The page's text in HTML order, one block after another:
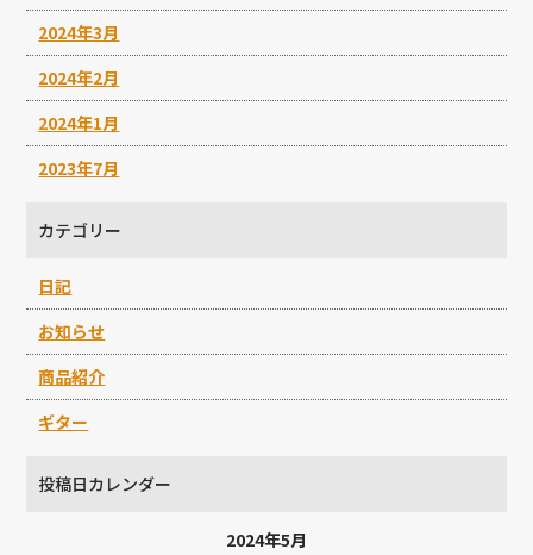
2024年3月
2024年2月
2024年1月
2023年7月
カテゴリー
日記
お知らせ
商品紹介
ギター
投稿日カレンダー
2024年5月